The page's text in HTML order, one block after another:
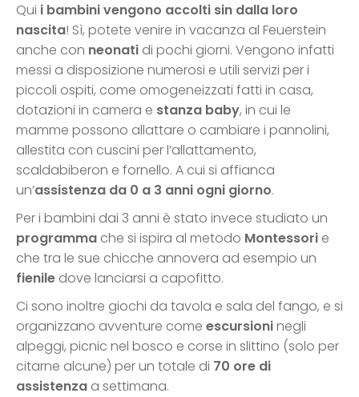
Qui i bambini vengono accolti sin dalla loro
nascita! Sì, potete venire in vacanza al Feuerstein
anche con neonati di pochi giorni. Vengono infatti
messi a disposizione numerosi e utili servizi per i
piccoli ospiti, come omogeneizzati fatti in casa,
dotazioni in camera e stanza baby, in cui le
mamme possono allattare o cambiare i pannolini,
allestita con cuscini per l’allattamento,
scaldabiberon e fornello. A cui si affianca
un’assistenza da 0 a 3 anni ogni giorno.
Per i bambini dai 3 anni è stato invece studiato un
programma che si ispira al metodo Montessori e
che tra le sue chicche annovera ad esempio un
fienile dove lanciarsi a capofitto.
Ci sono inoltre giochi da tavola e sala del fango, e si
organizzano avventure come escursioninegli
alpeggi, picnic nel bosco e corse in slittino (solo per
citarne alcune) per un totale di 70 ore di
assistenza a settimana.